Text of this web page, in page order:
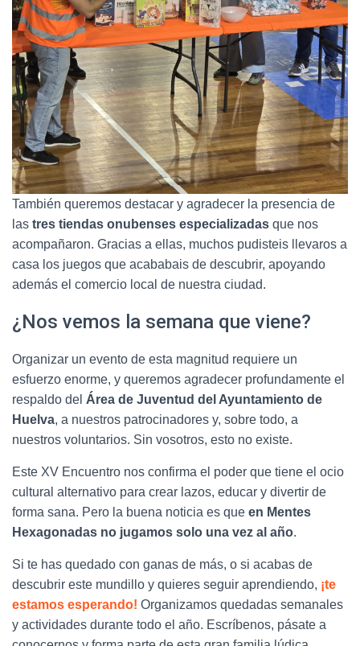
También queremos destacar y agradecer la presencia de
las tres tiendas onubenses especializadas que nos
acompañaron. Gracias a ellas, muchos pudisteis llevaros a
casa los juegos que acababais de descubrir, apoyando
además el comercio local de nuestra ciudad.
¿Nos vemos la semana que viene?
Organizar un evento de esta magnitud requiere un
esfuerzo enorme, y queremos agradecer profundamente el
respaldo del Área de Juventud del Ayuntamiento de
Huelva, a nuestros patrocinadores y, sobre todo, a
nuestros voluntarios. Sin vosotros, esto no existe.
Este XV Encuentro nos confirma el poder que tiene el ocio
cultural alternativo para crear lazos, educar y divertir de
forma sana. Pero la buena noticia es que en Mentes
Hexagonadas no jugamos solo una vez al año.
Si te has quedado con ganas de más, o si acabas de
descubrir este mundillo y quieres seguir aprendiendo, ¡te
estamos esperando! Organizamos quedadas semanales
y actividades durante todo el año. Escríbenos, pásate a